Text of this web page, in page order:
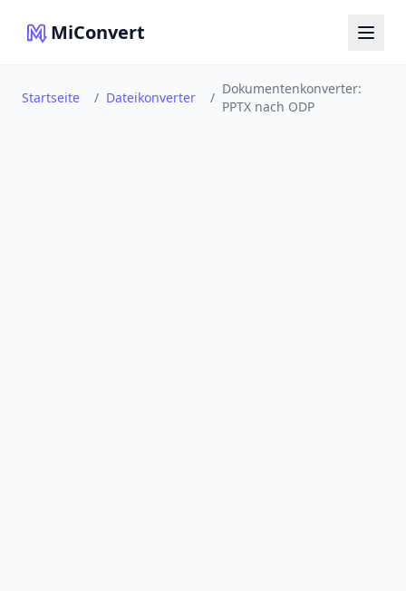
MiConvert
Startseite / Dateikonverter /
Dokumentenkonverter:
PPTX nach ODP